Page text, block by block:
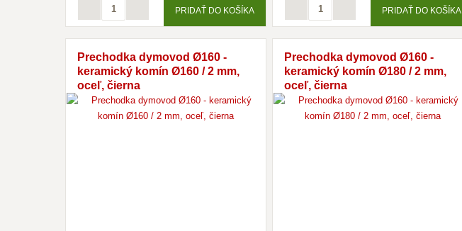
PRIDAŤ DO KOŠÍKA PRIDAŤ DO KOŠÍKA
Prechodka dymovod Ø160 -
keramický komín Ø160 / 2 mm,
oceľ, čierna
Prechodka dymovod Ø160 -
keramický komín Ø180 / 2 mm,
oceľ, čierna